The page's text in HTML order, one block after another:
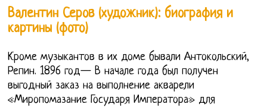
Валентин Серов (художник): биография и
картины (фото)
Кроме музыкантов в их доме бывали Антокольский,
Репин. 1896 год— В начале года был получен
выгодный заказ на выполнение акварели
«Миропомазание Государя Императора» для